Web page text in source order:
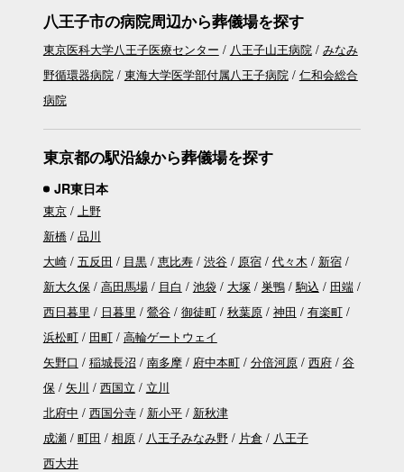
八王子市の病院周辺から葬儀場を探す
東京医科大学八王子医療センター 八王子山王病院
みなみ
野循環器病院
東海大学医学部付属八王子病院
仁和会総合
病院
東京都の駅沿線から葬儀場を探す
JR東日本
東京
上野
新橋
品川
大崎
五反田 目黒 恵比寿 渋谷 原宿 代々木
新宿
新大久保
高田馬場 目白 池袋 大塚 巣鴨 駒込
田端
西日暮里
日暮里 鶯谷 御徒町 秋葉原 神田
有楽町
浜松町
田町
高輪ゲートウェイ
矢野口
稲城長沼 南多摩 府中本町 分倍河原 西府
谷
保
矢川 西国立
立川
北府中
西国分寺 新小平
新秋津
成瀬
町田 相原 八王子みなみ野 片倉
八王子
西大井